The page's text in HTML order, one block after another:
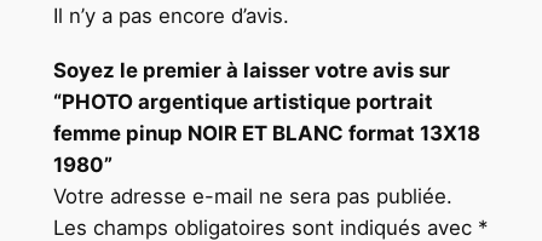
1
3
X
1
8
1
Il n’y a pas encore d’avis.
Soyez le premier à laisser votre avis sur
“PHOTO argentique artistique portrait
femme pinup NOIR ET BLANC format 13X18
1980”
Votre adresse e-mail ne sera pas publiée.
Les champs obligatoires sont indiqués avec *